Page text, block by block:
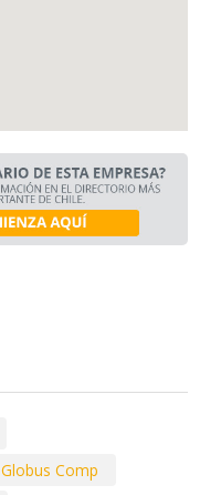
Globus Comp